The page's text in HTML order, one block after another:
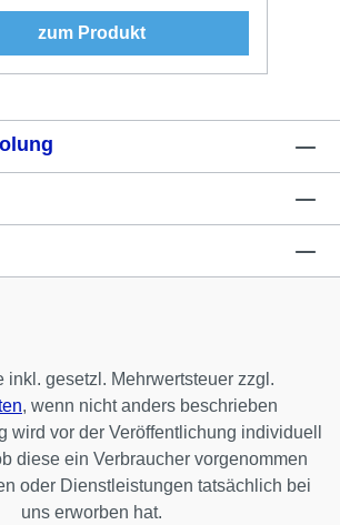
zum Produkt
inkl. gesetzl. Mehrwertsteuer zzgl.
, wenn nicht anders beschrieben
wird vor der Veröffentlichung individuell
diese ein Verbraucher vorgenommen
oder Dienstleistungen tatsächlich bei
uns erworben hat.